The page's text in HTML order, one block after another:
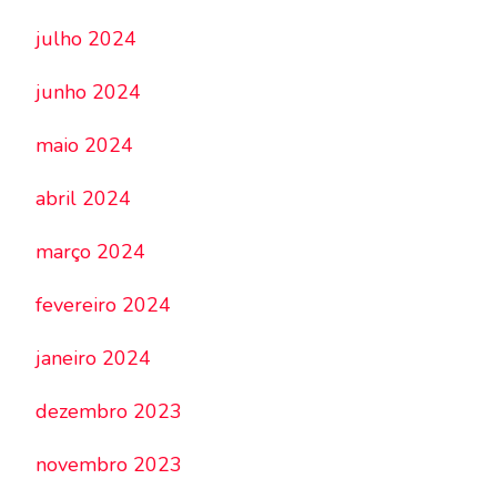
julho 2024
junho 2024
maio 2024
abril 2024
março 2024
fevereiro 2024
janeiro 2024
dezembro 2023
novembro 2023